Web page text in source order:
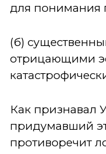
для понимания
(б)
отрицающими
Как признавал
придумавший
противоречит